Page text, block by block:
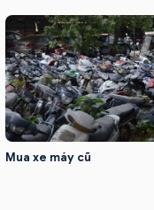
Mua xe máy cũ